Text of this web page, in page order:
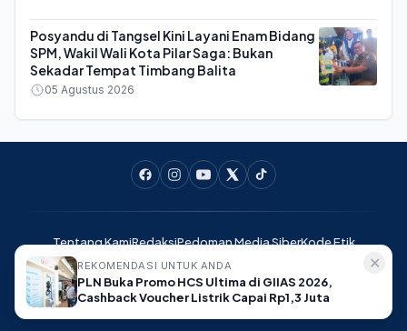
REKOMENDASI UNTUK ANDA
PLN Buka Promo HCS Ultima di GIIAS 2026,
Cashback Voucher Listrik Capai Rp1,3 Juta
✕
Posyandu di Tangsel Kini Layani Enam Bidang
SPM, Wakil Wali Kota Pilar Saga: Bukan
Sekadar Tempat Timbang Balita
05 Agustus 2026
Tentang KamiRedaksiPedoman Media SiberKode Etik
Pedoman Ramah AnakDisclaimer
BantenVoice.com - Suara Publik Banten © 2025. All rights reserved.